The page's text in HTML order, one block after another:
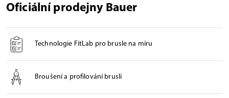
Oficiální prodejny Bauer
Technologie FitLab pro brusle na míru
Broušení a profilování bruslí